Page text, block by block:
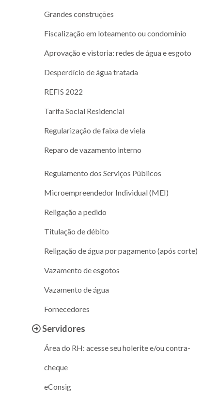
Grandes construções
Fiscalização em loteamento ou condomínio
Aprovação e vistoria: redes de água e esgoto
Desperdício de água tratada
REFIS 2022
Tarifa Social Residencial
Regularização de faixa de viela
Reparo de vazamento interno
Regulamento dos Serviços Públicos
Microempreendedor Individual (MEI)
Religação a pedido
Titulação de débito
Religação de água por pagamento (após corte)
Vazamento de esgotos
Vazamento de água
Fornecedores
Servidores
Área do RH: acesse seu holerite e/ou contra-
cheque
eConsig